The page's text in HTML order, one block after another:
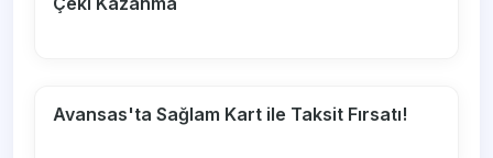
Avansas'ta Sağlam Kart ile Taksit Fırsatı!